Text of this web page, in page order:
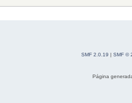
SMF 2.0.19 | SMF ©
Página